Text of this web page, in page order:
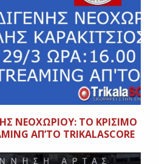
ΝΕΟΧΩΡΙΟΥ: ΤΟ ΚΡΙΣΙΜΟ
AΠ’ΤΟ TRIKALASCORE